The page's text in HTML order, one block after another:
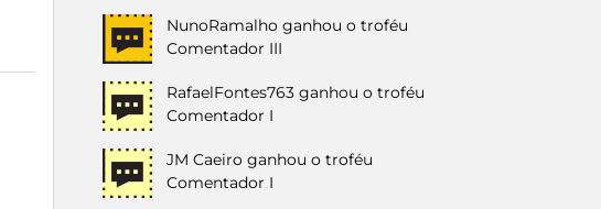
NunoRamalho ganhou o troféu
Comentador III
RafaelFontes763 ganhou o troféu
Comentador I
JM Caeiro ganhou o troféu
Comentador I